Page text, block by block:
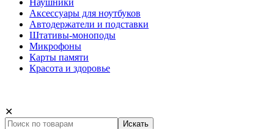
Наушники
Аксессуары для ноутбуков
Автодержатели и подставки
Штативы-моноподы
Микрофоны
Карты памяти
Красота и здоровье
✕
Искать